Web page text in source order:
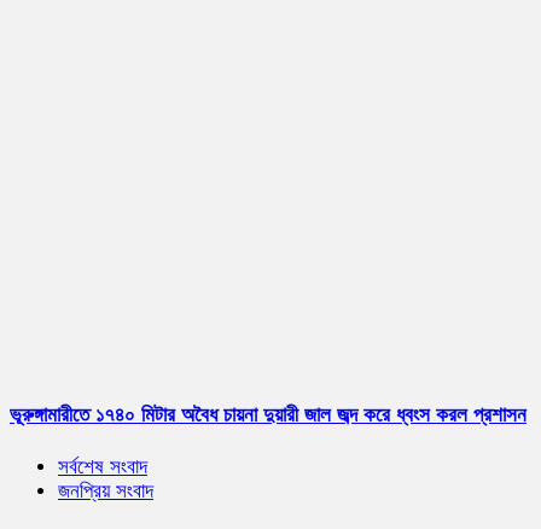
ভূরুঙ্গামারীতে ১৭৪০ মিটার অবৈধ চায়না দুয়ারী জাল জব্দ করে ধ্বংস করল প্রশাসন
সর্বশেষ সংবাদ
জনপ্রিয় সংবাদ